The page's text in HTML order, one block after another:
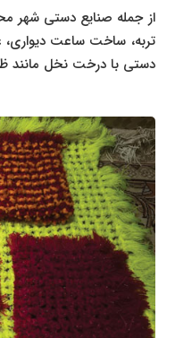
از جمله صنایع دستی شهر
تربه، ساخت ساعت
دستی با درخت نخل مانند